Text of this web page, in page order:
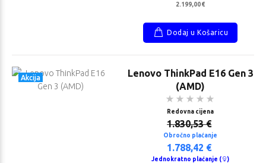
2.199,00 €
Dodaj u Košaricu
Akcija
Lenovo ThinkPad E16 Gen 3
(AMD)
Redovna cijena
1.830,53 €
Obročno plaćanje
1.788,42 €
Jednokratno plaćanje ( )